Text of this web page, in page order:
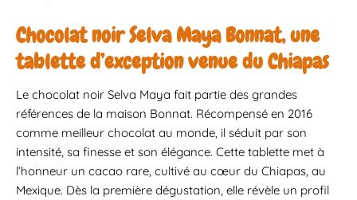
Chocolat noir Selva Maya Bonnat, une
tablette d’exception venue du Chiapas
Le chocolat noir Selva Maya fait partie des grandes
références de la maison Bonnat. Récompensé en 2016
comme meilleur chocolat au monde, il séduit par son
intensité, sa finesse et son élégance. Cette tablette met à
l’honneur un cacao rare, cultivé au cœur du Chiapas, au
Mexique. Dès la première dégustation, elle révèle un profil